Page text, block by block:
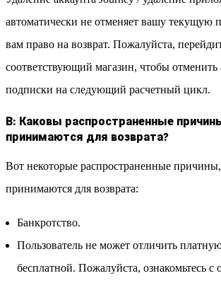
автоматически не отменяет вашу текущую
вам право на возврат. Пожалуйста,
соответствующий магазин, чтобы отменить
подписки на следующий расчетный цикл.
В: Каковы распространенные
принимаются для возврата?
Вот некоторые распространенные
принимаются для возврата:
Банкротство.
Пользователь не может отличить
бесплатной. Пожалуйста, ознакомьтесь с